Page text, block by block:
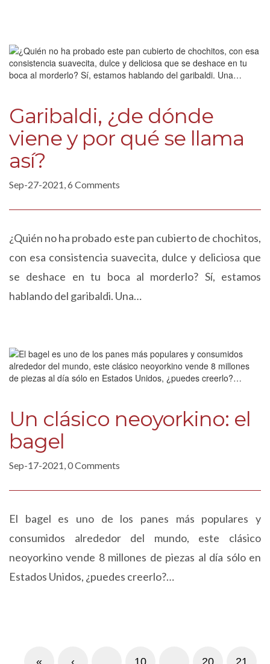
Garibaldi, ¿de dónde
viene y por qué se llama
así?
Sep-27-2021, 6 Comments
¿Quién no ha probado este pan cubierto de chochitos,
con esa consistencia suavecita, dulce y deliciosa que
se deshace en tu boca al morderlo? Sí, estamos
hablando del garibaldi. Una…
Un clásico neoyorkino: el
bagel
Sep-17-2021, 0 Comments
El bagel es uno de los panes más populares y
consumidos alrededor del mundo, este clásico
neoyorkino vende 8 millones de piezas al día sólo en
Estados Unidos, ¿puedes creerlo?…
« ‹ 10 20 21